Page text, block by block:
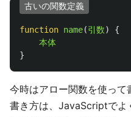
古いの関数定義
function name(引数)
{
本体
}
今時はアロー関数を使っ
書き方は、JavaScriptでよ